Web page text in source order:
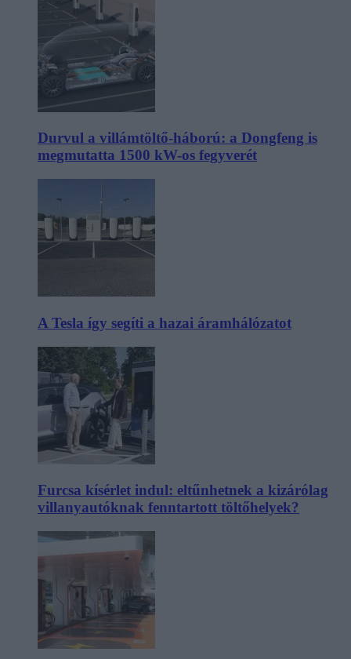
Durvul a villámtöltő-háború: a Dongfeng is
megmutatta 1500 kW-os fegyverét
A Tesla így segíti a hazai áramhálózatot
Furcsa kísérlet indul: eltűnhetnek a kizárólag
villanyautóknak fenntartott töltőhelyek?